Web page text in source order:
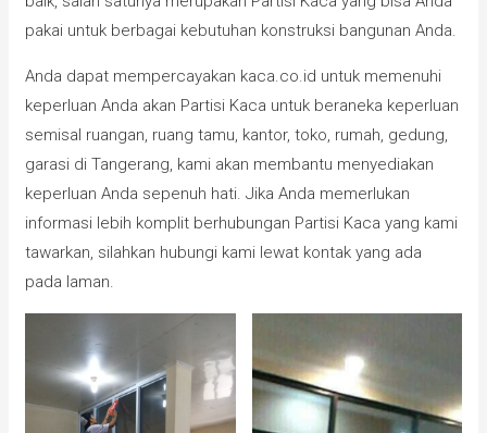
pakai untuk berbagai kebutuhan konstruksi bangunan Anda.
Anda dapat mempercayakan kaca.co.id untuk memenuhi
keperluan Anda akan Partisi Kaca untuk beraneka keperluan
semisal ruangan, ruang tamu, kantor, toko, rumah, gedung,
garasi di Tangerang, kami akan membantu menyediakan
keperluan Anda sepenuh hati. Jika Anda memerlukan
informasi lebih komplit berhubungan Partisi Kaca yang kami
tawarkan, silahkan hubungi kami lewat kontak yang ada
pada laman.